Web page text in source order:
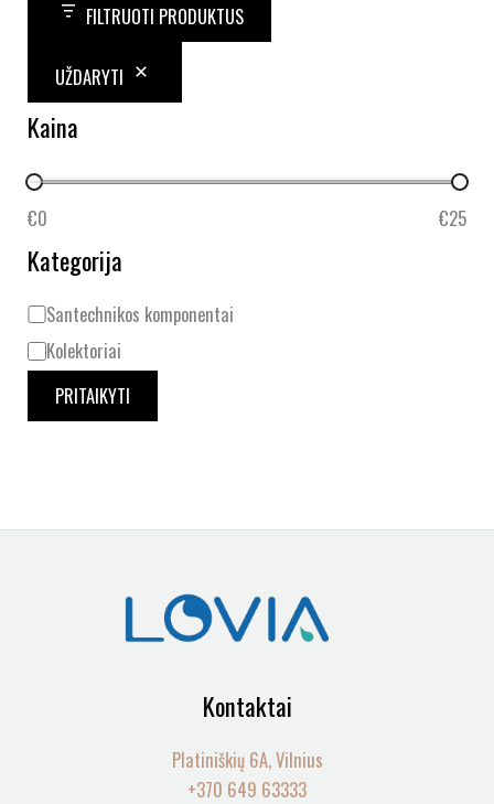
FILTRUOTI PRODUKTUS
UŽDARYTI
Kaina
€0 €25
Kategorija
Santechnikos komponentai
Kolektoriai
PRITAIKYTI
Kontaktai
Platiniškių 6A, Vilnius
+370 649 63333